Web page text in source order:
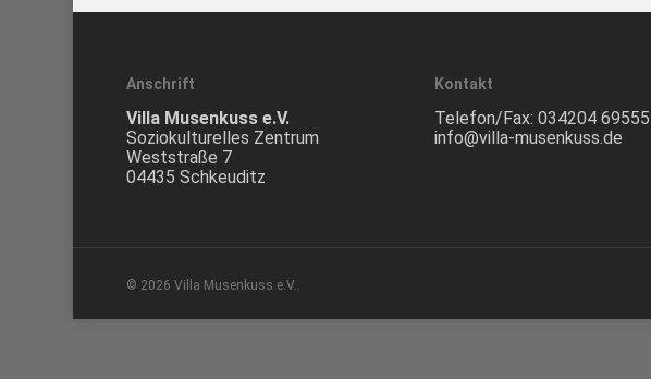
Anschrift
Villa Musenkuss e.V.
Soziokulturelles Zentrum
Weststraße 7
04435 Schkeuditz
Kontakt
Telefon/Fax:034204 69555
info@villa-musenkuss.de
© 2026 Villa Musenkuss e.V..